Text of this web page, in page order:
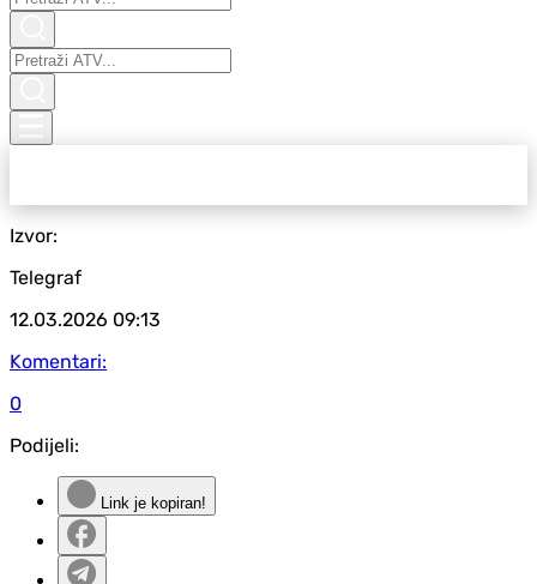
Izvor:
Telegraf
12.03.2026 09:13
Komentari:
0
Podijeli:
Link je kopiran!